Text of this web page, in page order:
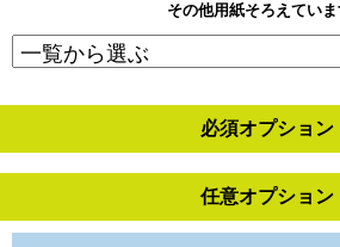
その他用紙そろえていま
必須オプション
任意オプション